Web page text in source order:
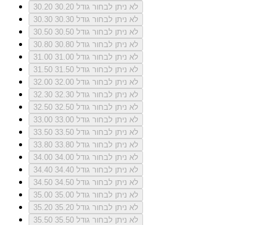
30.20
לא ניתן לבחור גודל 30.20
30.30
לא ניתן לבחור גודל 30.30
30.50
לא ניתן לבחור גודל 30.50
30.80
לא ניתן לבחור גודל 30.80
31.00
לא ניתן לבחור גודל 31.00
31.50
לא ניתן לבחור גודל 31.50
32.00
לא ניתן לבחור גודל 32.00
32.30
לא ניתן לבחור גודל 32.30
32.50
לא ניתן לבחור גודל 32.50
33.00
לא ניתן לבחור גודל 33.00
33.50
לא ניתן לבחור גודל 33.50
33.80
לא ניתן לבחור גודל 33.80
34.00
לא ניתן לבחור גודל 34.00
34.40
לא ניתן לבחור גודל 34.40
34.50
לא ניתן לבחור גודל 34.50
35.00
לא ניתן לבחור גודל 35.00
35.20
לא ניתן לבחור גודל 35.20
35.50
לא ניתן לבחור גודל 35.50